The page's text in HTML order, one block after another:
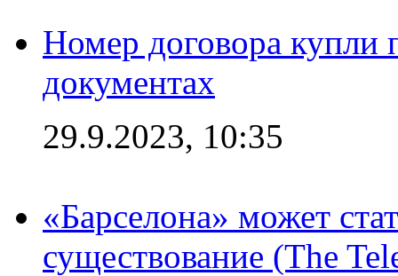
Номер договора купли
документах
29.9.2023, 10:35
«Барселона» может
существование (The